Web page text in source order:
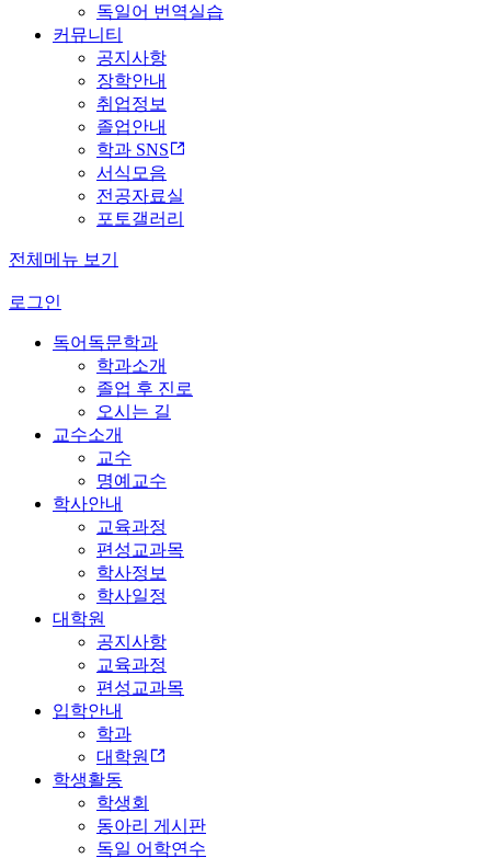
독일어 번역실습
커뮤니티
공지사항
장학안내
취업정보
졸업안내
학과 SNS
서식모음
전공자료실
포토갤러리
전체메뉴 보기
로그인
독어독문학과
학과소개
졸업 후 진로
오시는 길
교수소개
교수
명예교수
학사안내
교육과정
편성교과목
학사정보
학사일정
대학원
공지사항
교육과정
편성교과목
입학안내
학과
대학원
학생활동
학생회
동아리 게시판
독일 어학연수